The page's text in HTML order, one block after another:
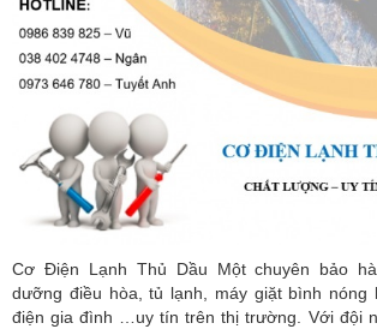
Cơ Điện Lạnh Thủ Dầu Một chuyên bảo
dưỡng điều hòa, tủ lạnh, máy giặt bình nóng
điện gia đình …uy tín trên thị trường. Với đội